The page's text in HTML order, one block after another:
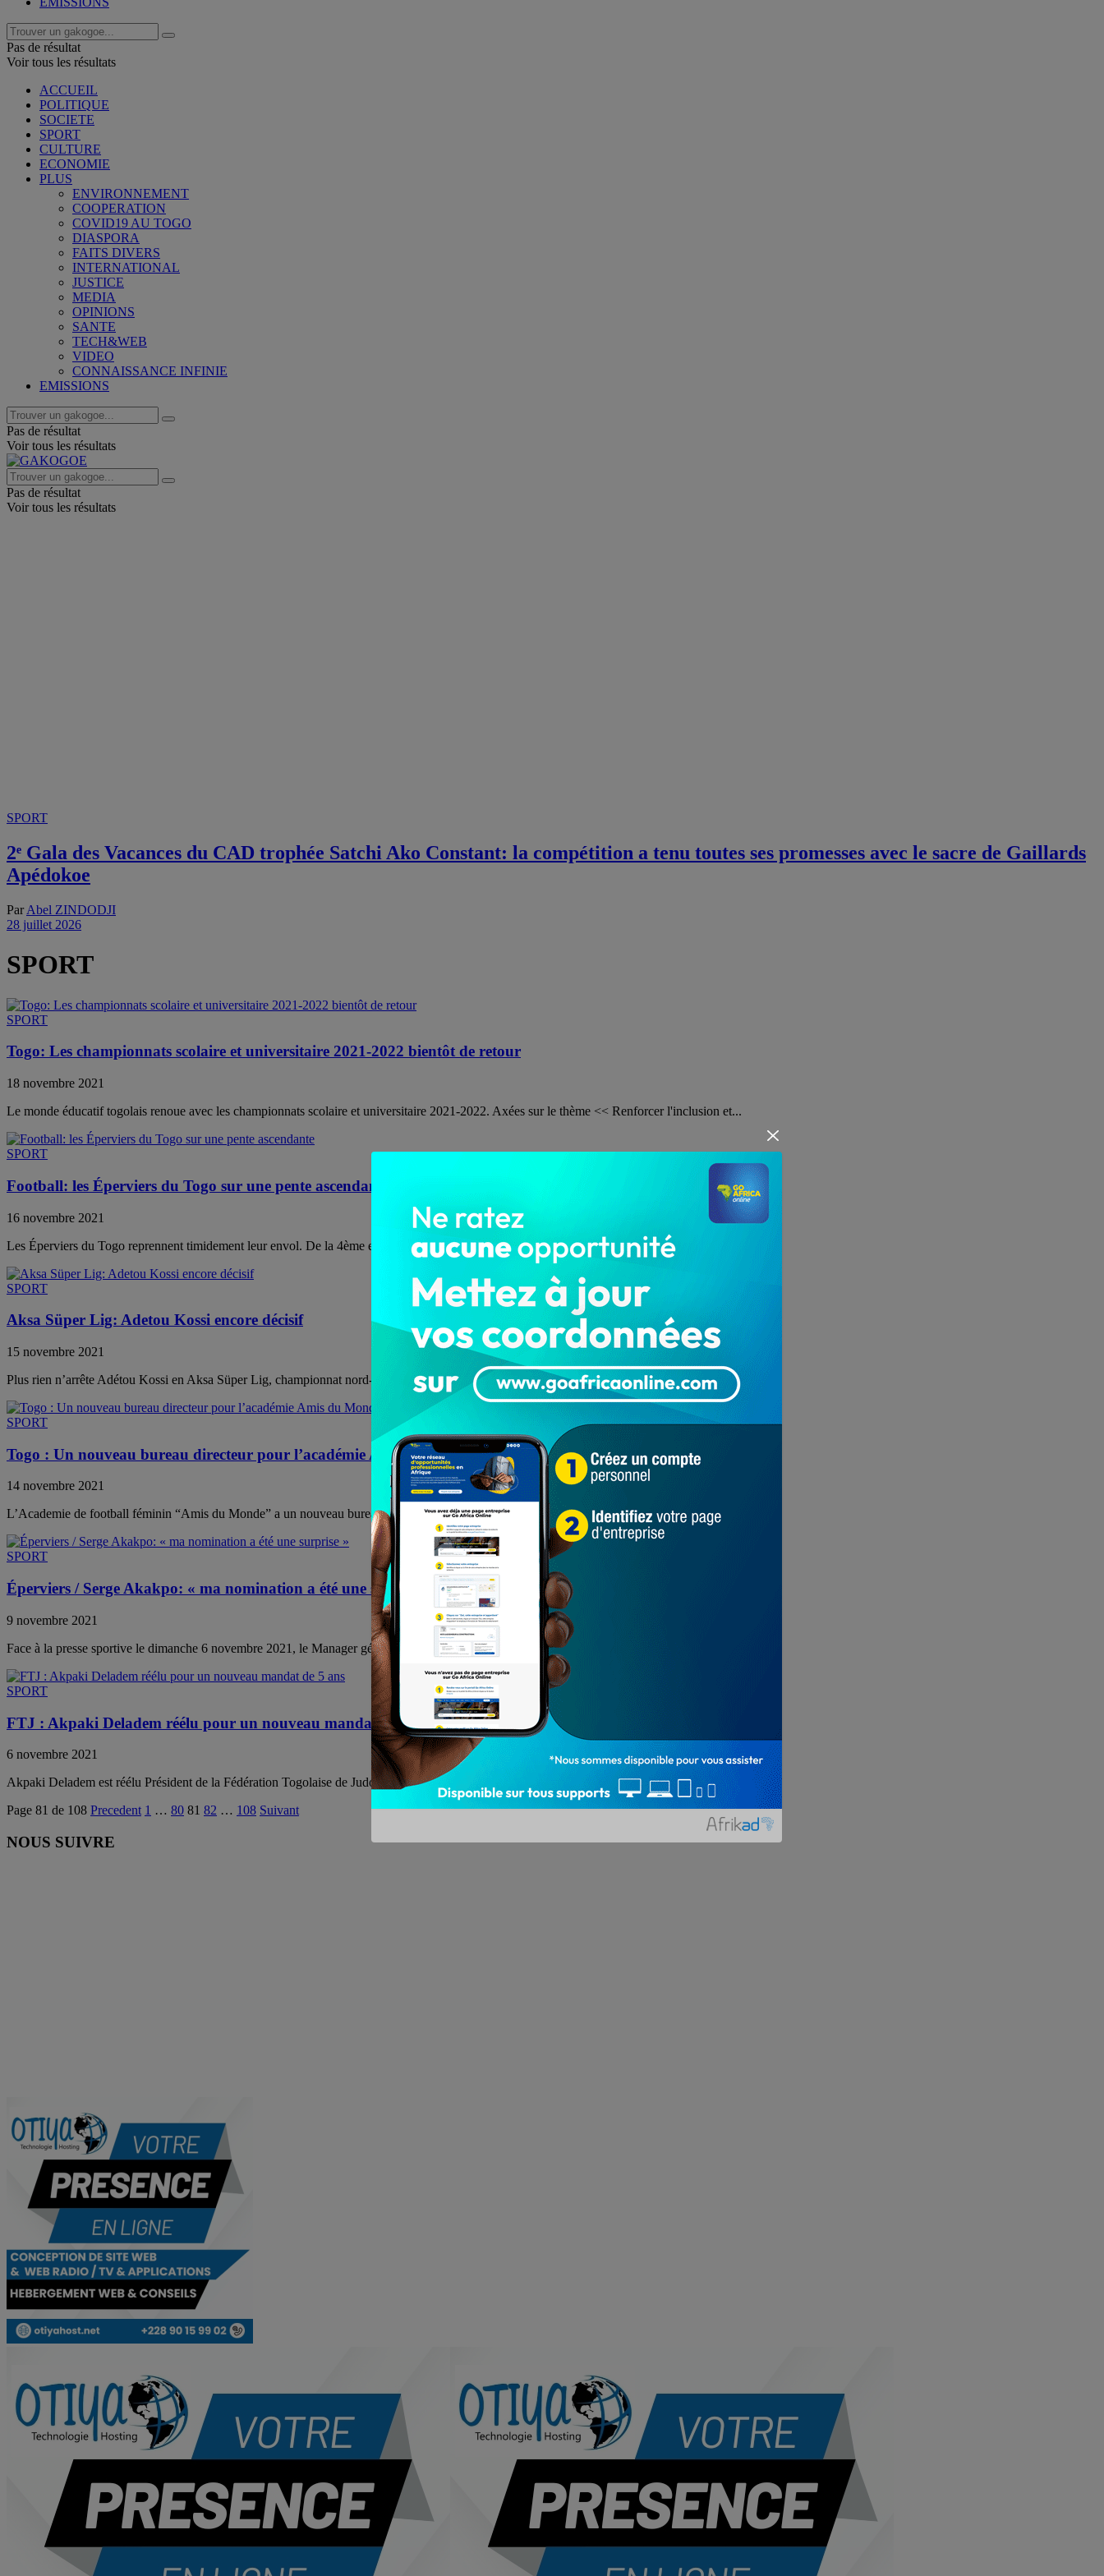
Pas de résultat
Voir tous les résultats
ACCUEIL
POLITIQUE
SOCIETE
SPORT
CULTURE
ECONOMIE
PLUS
ENVIRONNEMENT
COOPERATION
COVID19 AU TOGO
DIASPORA
FAITS DIVERS
INTERNATIONAL
JUSTICE
MEDIA
OPINIONS
SANTE
TECH&WEB
VIDEO
CONNAISSANCE INFINIE
EMISSIONS
Pas de résultat
Voir tous les résultats
Pas de résultat
Voir tous les résultats
SPORT
2ᵉ Gala des Vacances du CAD trophée Satchi Ako Constant: la compétition a tenu toutes ses promesses avec le sacre de Gaillards
Apédokoe
Par Abel ZINDODJI
28 juillet 2026
SPORT
SPORT
Togo: Les championnats scolaire et universitaire 2021-2022 bientôt de retour
18 novembre 2021
Le monde éducatif togolais renoue avec les championnats scolaire et universitaire 2021-2022. Axées sur le thème << Renforcer l'inclusion et...
SPORT
Football: les Éperviers du Togo sur une pente ascendante
16 novembre 2021
Les Éperviers du Togo reprennent timidement leur envol. De la 4ème et dernière place au début des éliminatoires de la...
SPORT
Aksa Süper Lig: Adetou Kossi encore décisif
15 novembre 2021
Plus rien n’arrête Adétou Kossi en Aksa Süper Lig, championnat nord-chypriote de première division. L’attaquant togolais de Magusa Türk Gücü...
SPORT
Togo : Un nouveau bureau directeur pour l’académie Amis du Monde
14 novembre 2021
L’Academie de football féminin “Amis du Monde” a un nouveau bureau à sa direction. La nouvelle équipe dirigeante de neuf(09)...
SPORT
Éperviers / Serge Akakpo: « ma nomination a été une surprise »
9 novembre 2021
Face à la presse sportive le dimanche 6 novembre 2021, le Manager général de l'équipe nationale de football du Togo,...
SPORT
FTJ : Akpaki Deladem réélu pour un nouveau mandat de 5 ans
6 novembre 2021
Akpaki Deladem est réélu Président de la Fédération Togolaise de Judo (FTJ). C'est à l'issue des congrès extraordinaire statutaire et...
Page 81 de 108 Precedent 1 … 80 81 82 … 108 Suivant
NOUS SUIVRE